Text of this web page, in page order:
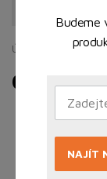
Úvodní stránka
Ostatní
Budeme
NAJÍT